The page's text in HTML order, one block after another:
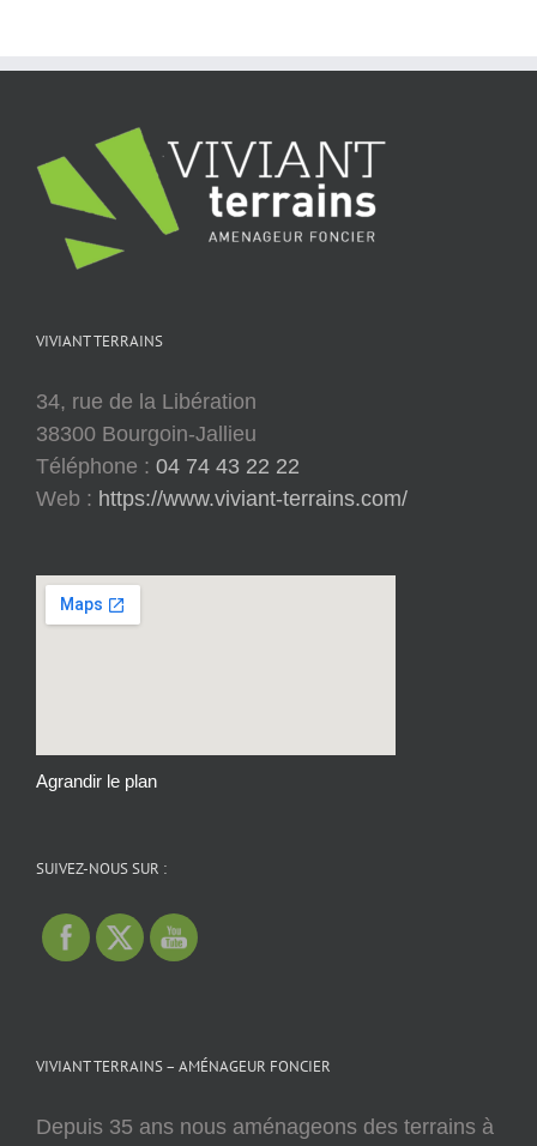
VIVIANT TERRAINS
34, rue de la Libération
38300 Bourgoin-Jallieu
Téléphone : 04 74 43 22 22
Web : https://www.viviant-terrains.com/
Agrandir le plan
SUIVEZ-NOUS SUR :
VIVIANT TERRAINS – AMÉNAGEUR FONCIER
Depuis 35 ans nous aménageons des terrains à